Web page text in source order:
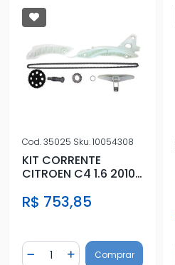
Cod.35025 Sku.10054308
KIT CORRENTE
CITROEN C4 1.6 2010
R$ 753,85
Diminuir Quantidade
Quantidade
Adicionar Quantidade
Comprar